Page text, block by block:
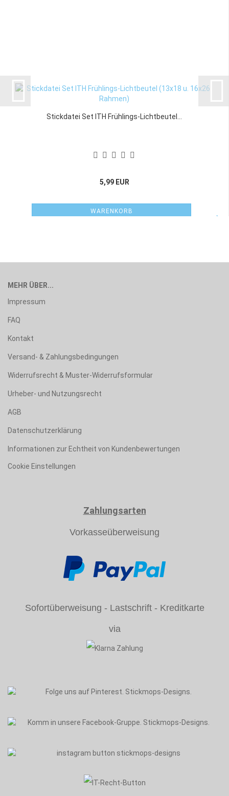
Stickdatei Set ITH Frühlings-Lichtbeutel...
5,99 EUR
WARENKORB
MEHR ÜBER...
Impressum
FAQ
Kontakt
Versand- & Zahlungsbedingungen
Widerrufsrecht & Muster-Widerrufsformular
Urheber- und Nutzungsrecht
AGB
Datenschutzerklärung
Informationen zur Echtheit von Kundenbewertungen
Cookie Einstellungen
Zahlungsarten
Vorkasseüberweisung
Sofortüberweisung - Lastschrift - Kreditkarte
via